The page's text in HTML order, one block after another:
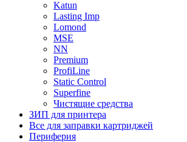
Katun
Lasting Imp
Lomond
MSE
NN
Premium
ProfiLine
Static Control
Superfine
Чистящие средства
ЗИП для принтера
Все для заправки картриджей
Периферия